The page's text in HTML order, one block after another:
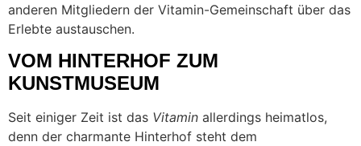
anderen Mitgliedern der Vitamin-Gemeinschaft über das
Erlebte austauschen.
VOM HINTERHOF ZUM
KUNSTMUSEUM
Seit einiger Zeit ist das Vitamin allerdings heimatlos,
denn der charmante Hinterhof steht dem